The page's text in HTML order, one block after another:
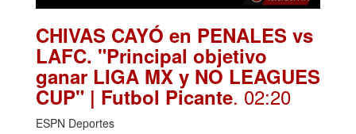
CHIVAS CAYÓ en PENALES vs
LAFC. "Principal objetivo
ganar LIGA MX y NO LEAGUES
CUP" | Futbol Picante. 02:20
ESPN Deportes